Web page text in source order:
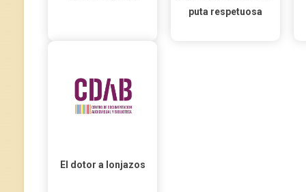
puta respetuosa
El dotor a lonjazos